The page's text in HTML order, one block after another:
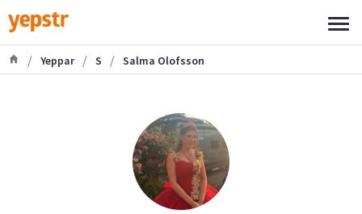
/ Yeppar / S / Salma Olofsson